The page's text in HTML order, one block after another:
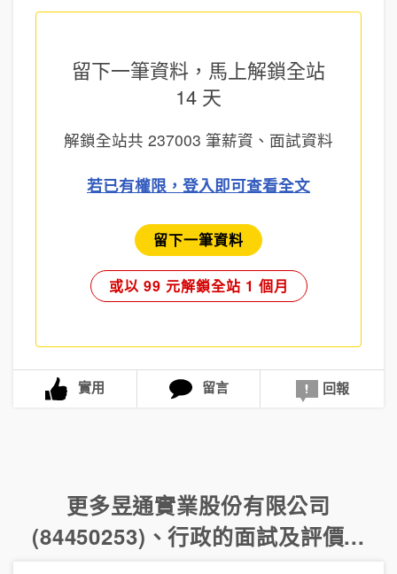
留下一筆資料，馬上解鎖全站
14 天
解鎖全站共 237003 筆薪資、面試資料
若已有權限，登入即可查看全文
留下一筆資料
或以 99 元解鎖全站 1 個月
實用 留言 回報
更多昱通實業股份有限公司
(84450253) 、行政的面試及評價...